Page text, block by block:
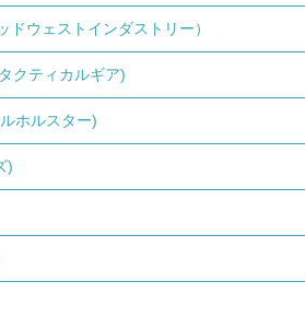
ウェストインダストリー）
クティカルギア)
ホルスター)
)